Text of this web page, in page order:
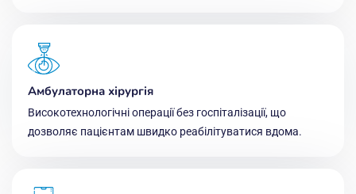
Амбулаторна хірургія
Високотехнологічні операції без госпіталізації, що
дозволяє пацієнтам швидко реабілітуватися вдома.